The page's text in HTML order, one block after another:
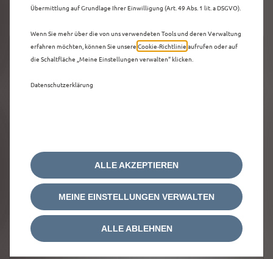
Übermittlung auf Grundlage Ihrer Einwilligung (Art. 49 Abs. 1 lit. a DSGVO).
Wenn Sie mehr über die von uns verwendeten Tools und deren Verwaltung
erfahren möchten, können Sie unsere Cookie‑Richtlinie aufrufen oder auf
die Schaltfläche „Meine Einstellungen verwalten“ klicken.
Datenschutzerklärung
MEINE EINSTELLUNGEN VERWALTEN
ALLE AKZEPTIEREN
ALLE ABLEHNEN